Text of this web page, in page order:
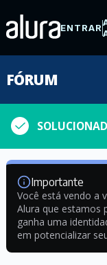
ENTRAR
FÓRUM
Importante
Você está vendo a
Alura que estamos
ganha uma
em potencializar